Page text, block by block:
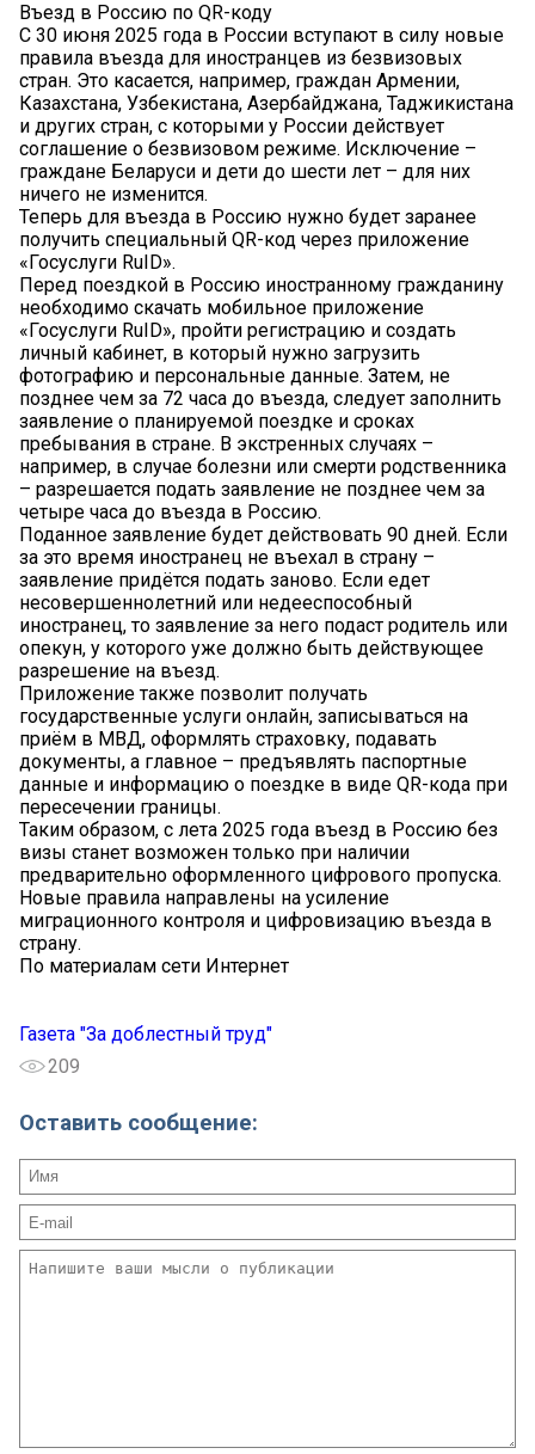
Въезд в Россию по QR-коду
С 30 июня 2025 года в России вступают в силу новые
правила въезда для иностранцев из безвизовых
стран. Это касается, например, граждан Армении,
Казахстана, Узбекистана, Азербайджана, Таджикистана
и других стран, с которыми у России действует
соглашение о безвизовом режиме. Исключение –
граждане Беларуси и дети до шести лет – для них
ничего не изменится.
Теперь для въезда в Россию нужно будет заранее
получить специальный QR-код через приложение
«Госуслуги RuID».
Перед поездкой в Россию иностранному гражданину
необходимо скачать мобильное приложение
«Госуслуги RuID», пройти регистрацию и создать
личный кабинет, в который нужно загрузить
фотографию и персональные данные. Затем, не
позднее чем за 72 часа до въезда, следует заполнить
заявление о планируемой поездке и сроках
пребывания в стране. В экстренных случаях –
например, в случае болезни или смерти родственника
– разрешается подать заявление не позднее чем за
четыре часа до въезда в Россию.
Поданное заявление будет действовать 90 дней. Если
за это время иностранец не въехал в страну –
заявление придётся подать заново. Если едет
несовершеннолетний или недееспособный
иностранец, то заявление за него подаст родитель или
опекун, у которого уже должно быть действующее
разрешение на въезд.
Приложение также позволит получать
государственные услуги онлайн, записываться на
приём в МВД, оформлять страховку, подавать
документы, а главное – предъявлять паспортные
данные и информацию о поездке в виде QR-кода при
пересечении границы.
Таким образом, с лета 2025 года въезд в Россию без
визы станет возможен только при наличии
предварительно оформленного цифрового пропуска.
Новые правила направлены на усиление
миграционного контроля и цифровизацию въезда в
страну.
По материалам сети Интернет
Газета "За доблестный труд"
209
Оставить сообщение: